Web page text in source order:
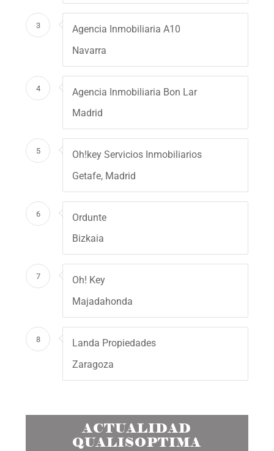
3
Agencia Inmobiliaria A10
Navarra
4
Agencia Inmobiliaria Bon Lar
Madrid
5
Oh!key Servicios Inmobiliarios
Getafe, Madrid
6
Ordunte
Bizkaia
7
Oh! Key
Majadahonda
8
Landa Propiedades
Zaragoza
ACTUALIDAD
QUALISOPTIMA